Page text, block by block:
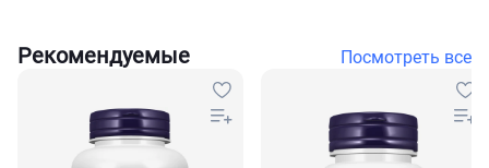
Рекомендуемые Посмотреть все